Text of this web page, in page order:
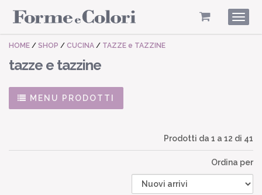
HOME / SHOP / CUCINA / TAZZE e TAZZINE
tazze e tazzine
MENU PRODOTTI
Prodotti da 1 a 12 di 41
Ordina per